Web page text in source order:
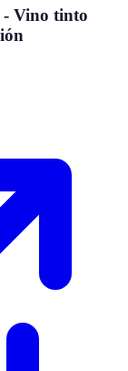
Vino tinto